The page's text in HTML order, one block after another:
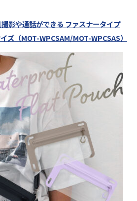
影や通話ができる ファスナータイプ
ズ（MOT-WPCSAM/MOT-WPCSAS）